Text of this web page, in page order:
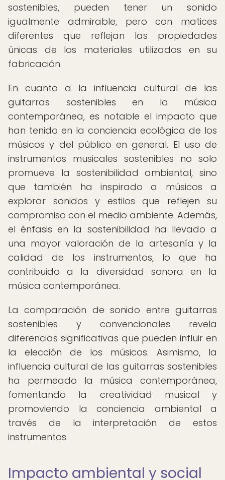
sostenibles, pueden tener un sonido
igualmente admirable, pero con matices
diferentes que reflejan las propiedades
únicas de los materiales utilizados en su
fabricación.
En cuanto a la influencia cultural de las
guitarras sostenibles en la música
contemporánea, es notable el impacto que
han tenido en la conciencia ecológica de los
músicos y del público en general. El uso de
instrumentos musicales sostenibles no solo
promueve la sostenibilidad ambiental, sino
que también ha inspirado a músicos a
explorar sonidos y estilos que reflejen su
compromiso con el medio ambiente. Además,
el énfasis en la sostenibilidad ha llevado a
una mayor valoración de la artesanía y la
calidad de los instrumentos, lo que ha
contribuido a la diversidad sonora en la
música contemporánea.
La comparación de sonido entre guitarras
sostenibles y convencionales revela
diferencias significativas que pueden influir en
la elección de los músicos. Asimismo, la
influencia cultural de las guitarras sostenibles
ha permeado la música contemporánea,
fomentando la creatividad musical y
promoviendo la conciencia ambiental a
través de la interpretación de estos
instrumentos.
Impacto ambiental y social